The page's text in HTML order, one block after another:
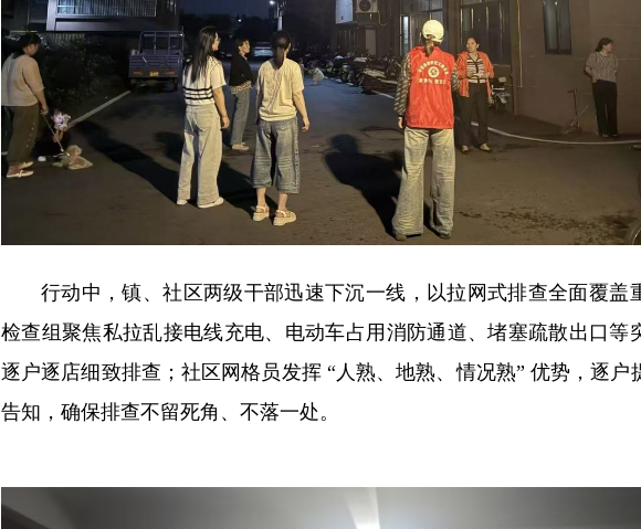
行动中，镇、社区两级干部迅速下沉一线，以拉网式排查全面覆盖
检查组聚焦私拉乱接电线充电、电动车占用消防通道、堵塞疏散出口等
逐户逐店细致排查；社区网格员发挥 “人熟、地熟、情况熟” 优势，逐户
告知，确保排查不留死角、不落一处。